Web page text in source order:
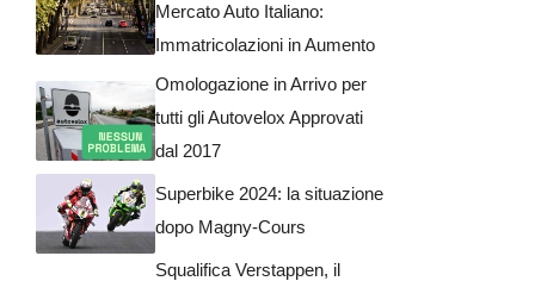
Mercato Auto Italiano:
Immatricolazioni in Aumento
Omologazione in Arrivo per
tutti gli Autovelox Approvati
dal 2017
Superbike 2024: la situazione
dopo Magny-Cours
Squalifica Verstappen, il